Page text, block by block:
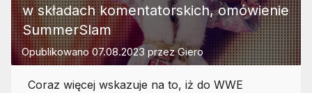
w składach komentatorskich, omówienie
SummerSlam
Opublikowano07.08.2023 przezGiero
Coraz więcej wskazuje na to, iż do WWE